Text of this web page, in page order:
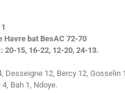
Havre bat BesAC 72-70
20-15, 16-22, 12-20, 24-13.
Desseigne 12, Bercy 12, Gosselin
Bah 1, Ndoye.